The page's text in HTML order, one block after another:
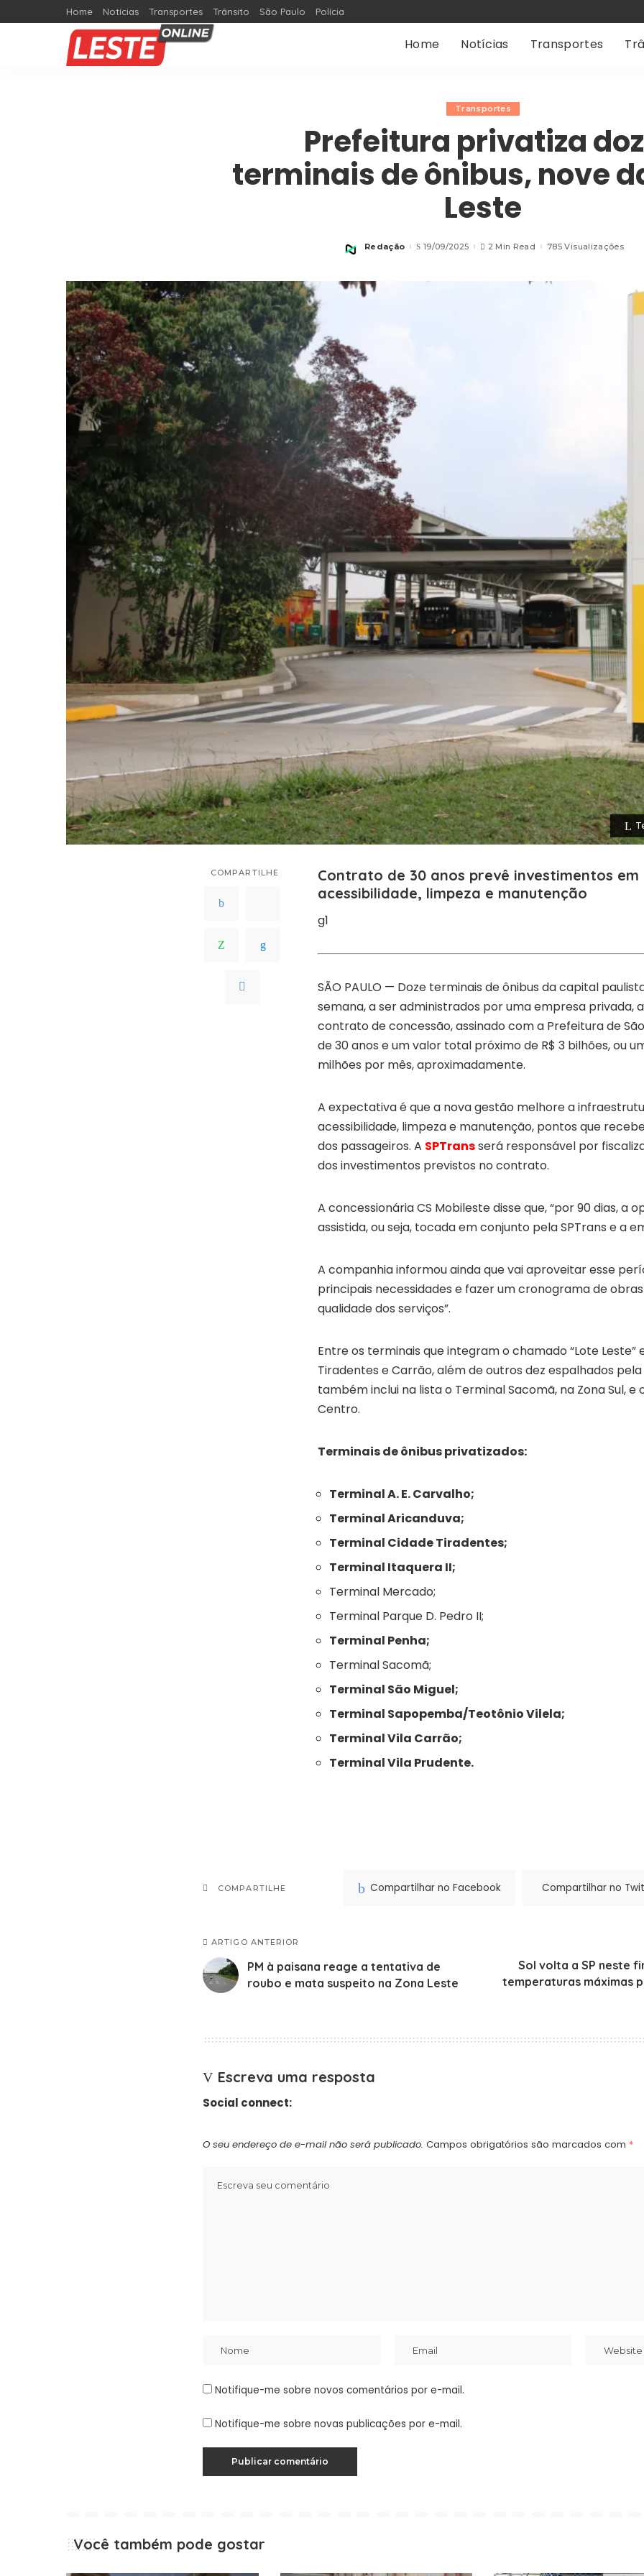
Home Notícias Transportes Trânsito São Paulo Polícia
Home Notícias Transportes
Transportes
Prefeitura privatiza
terminais de ônibus, nove
Leste
Posted
Redação 19/09/2025 2 Min Read 785 Visualizações
COMPARTILHE
Contrato de 30 anos prevê investimentos em
acessibilidade, limpeza e manutenção
g1
SÃO PAULO — Doze terminais de ônibus da capital
semana, a ser administrados por uma empresa privada,
contrato de concessão, assinado com a Prefeitura de
de 30 anos e um valor total próximo de R$ 3 bilhões, ou
milhões por mês, aproximadamente.
A expectativa é que a nova gestão melhore a
acessibilidade, limpeza e manutenção, pontos que
dos passageiros. A SPTransserá responsável por
dos investimentos previstos no contrato.
A concessionária CS Mobileste disse que, “por 90 dias, a
assistida, ou seja, tocada em conjunto pela SPTrans e a
A companhia informou ainda que vai aproveitar esse
principais necessidades e fazer um cronograma de
qualidade dos serviços”.
Entre os terminais que integram o chamado “Lote Leste”
Tiradentes e Carrão, além de outros dez espalhados
também inclui na lista o Terminal Sacomã, na Zona Sul, e
Centro.
Terminais de ônibus privatizados:
Terminal A. E. Carvalho;
Terminal Aricanduva;
Terminal Cidade Tiradentes;
Terminal Itaquera II;
Terminal Mercado;
Terminal Parque D. Pedro II;
Terminal Penha;
Terminal Sacomã;
Terminal São Miguel;
Terminal Sapopemba/Teotônio Vilela;
Terminal Vila Carrão;
Terminal Vila Prudente.
COMPARTILHE Compartilhar no Facebook Compartilhar no
ARTIGO ANTERIOR
PM à paisana reage a tentativa de
roubo e mata suspeito na Zona Leste
Sol volta a SP neste
temperaturas máximas
Escreva uma resposta
Social connect:
O seu endereço de e-mail não será publicado. Campos obrigatórios são marcados com *
Notifique-me sobre novos comentários por e-mail.
Notifique-me sobre novas publicações por e-mail.
Você também pode gostar